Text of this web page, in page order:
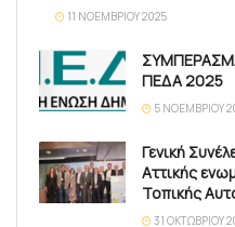
11 ΝΟΕΜΒΡΊΟΥ 2025
ΠΕΔΑ 2025
5 ΝΟΕΜΒΡΊΟΥ
Γενική
Αττικής
Τοπικής
31 ΟΚΤΩΒΡΊΟΥ